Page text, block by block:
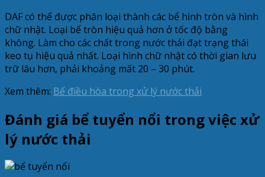
DAF có thể được phân loại thành các bể hình tròn và hình
chữ nhật. Loại bể tròn hiệu quả hơn ở tốc độ bằng
không. Làm cho các chất trong nước thải đạt trạng thái
keo tụ hiệu quả nhất. Loại hình chữ nhật có thời gian lưu
trữ lâu hơn, phải khoảng mất 20 – 30 phút.
Xem thêm: Bể điều hòa trong xử lý nước thải
Đánh giá bể tuyển nổi trong việc xử
lý nước thải